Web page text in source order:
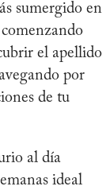
sumergido en
el apellido
por
de tu
al día
ideal